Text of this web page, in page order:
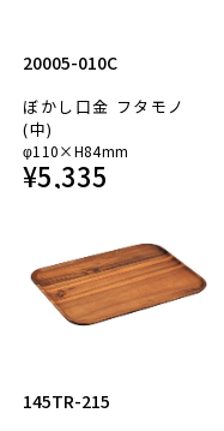
20005-010C
ぼかし口金 フタモノ
(中)
φ110×H84mm
¥5,335
145TR-215